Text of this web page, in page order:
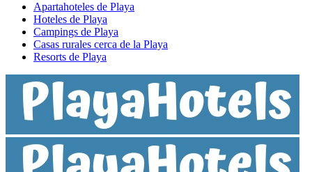
Apartahoteles de Playa
Hoteles de Playa
Campings de Playa
Casas rurales cerca de la Playa
Resorts de Playa